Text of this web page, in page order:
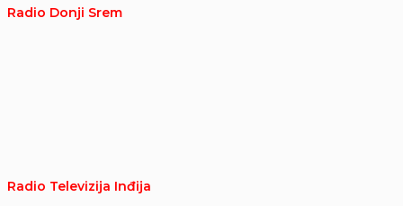
Radio Donji Srem
Radio Televizija Inđija